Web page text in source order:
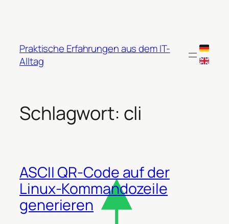
Praktische Erfahrungen aus dem IT-
Alltag
Schlagwort: cli
ASCII QR-Code auf der
Linux-Kommandozeile
generieren